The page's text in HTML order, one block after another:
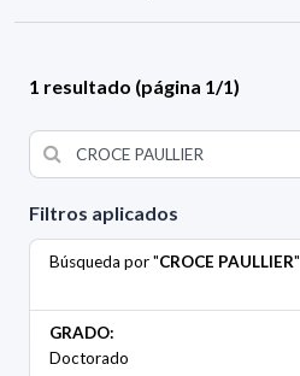
Filtros aplicados
Búsqueda por "CROCE PAULLIER"
GRADO:
Doctorado
1 resultado (página 1/1)